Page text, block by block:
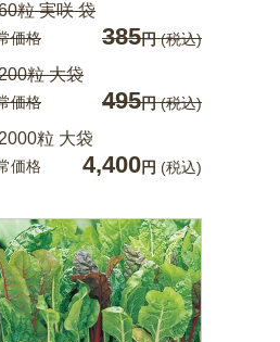
粒 実咲 袋
価格 385円(税込)
粒 大袋
価格 495円(税込)
粒 大袋
価格 4,400円 (税込)